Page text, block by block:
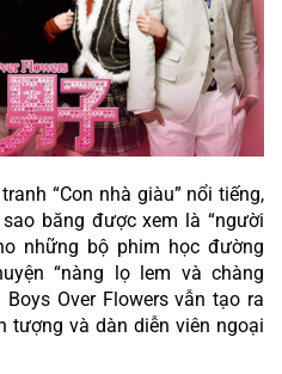
“Con nhà giàu” nổi tiếng,
băng được xem là “người
những bộ phim học đường
“nàng lọ lem và chàng
Over Flowers vẫn tạo ra
tượng và dàn diễn viên ngoại